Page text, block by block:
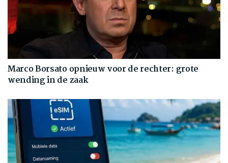
Marco Borsato opnieuw voor de rechter: grote
wending in de zaak